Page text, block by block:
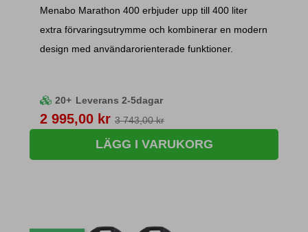
Menabo Marathon 400 erbjuder upp till 400 liter
extra förvaringsutrymme och kombinerar en modern
design med användarorienterade funktioner.
20+ Leverans 2-5dagar
Pris
2 995,00 kr 3 743,00 kr
LÄGG I VARUKORG